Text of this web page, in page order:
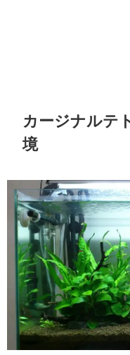
カージナルテ
境